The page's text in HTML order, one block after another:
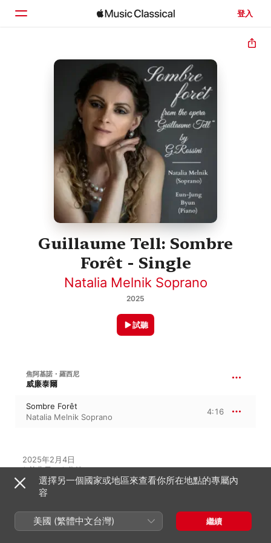
登入
首頁
Guillaume Tell: Sombre
Forêt - Single
Natalia Melnik Soprano
2025
試聽
焦阿基諾・羅西尼
威廉泰爾
Sombre Forêt
Natalia Melnik Soprano
4:16
2025年2月4日
1 首曲目・4 分鐘
℗ 2025 Natalia Melnik (Soprano)
此專輯中的音樂家
選擇另一個國家或地區來查看你所在地點的專屬內
容
美國 (繁體中文台灣) 繼續